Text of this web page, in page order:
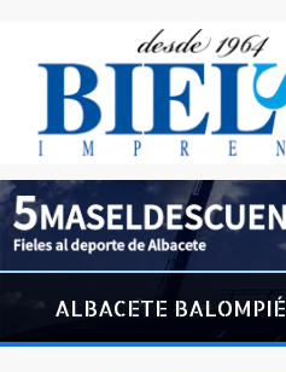
ALBACETE BALOMPIÉ